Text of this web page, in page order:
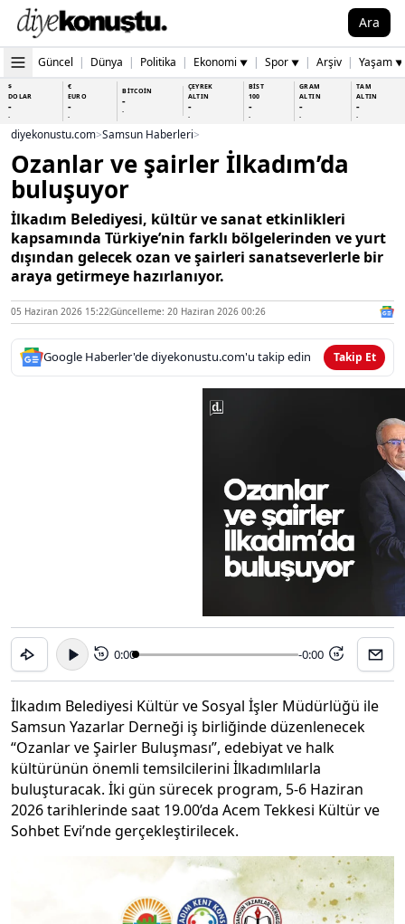
Ara
Güncel | Dünya | Politika | Ekonomi ▼ | Spor ▼ | Arşiv | Yaşam ▼
$
DOLAR
-
-
€
EURO
-
-
BİTCOİN
-
-
ÇEYREK
ALTIN
-
-
BİST
100
-
-
GRAM
ALTIN
-
-
TAM
ALTIN
-
-
diyekonustu.com>Samsun Haberleri>
Ozanlar ve şairler İlkadım’da
buluşuyor
İlkadım Belediyesi, kültür ve sanat etkinlikleri
kapsamında Türkiye’nin farklı bölgelerinden ve yurt
dışından gelecek ozan ve şairleri sanatseverlerle bir
araya getirmeye hazırlanıyor.
05 Haziran 2026 15:22Güncelleme: 20 Haziran 2026 00:26
Google Haberler'de diyekonustu.com'u takip edin Takip Et
15 0:00 -0:00 15
İlkadım Belediyesi Kültür ve Sosyal İşler Müdürlüğü ile
Samsun Yazarlar Derneği iş birliğinde düzenlenecek
“Ozanlar ve Şairler Buluşması”, edebiyat ve halk
kültürünün önemli temsilcilerini İlkadımlılarla
buluşturacak. İki gün sürecek program, 5-6 Haziran
2026 tarihlerinde saat 19.00’da Acem Tekkesi Kültür ve
Sohbet Evi’nde gerçekleştirilecek.